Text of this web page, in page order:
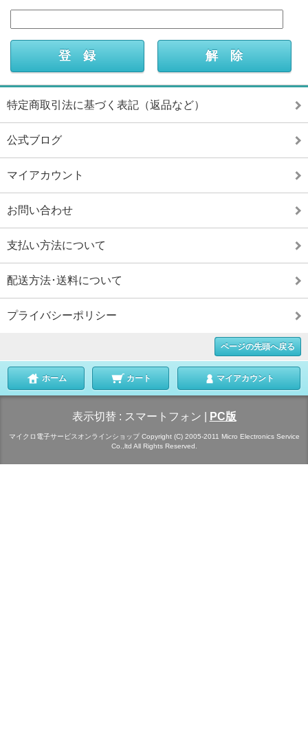
特定商取引法に基づく表記（返品など）
公式ブログ
マイアカウント
お問い合わせ
支払い方法について
配送方法･送料について
プライバシーポリシー
ページの先頭へ戻る
ホーム カート マイアカウント
表示切替 : スマートフォン PC版
マイクロ電子サービスオンラインショップ Copyright (C) 2005-2011 Micro Electronics Service
Co.,ltd All Rights Reserved.